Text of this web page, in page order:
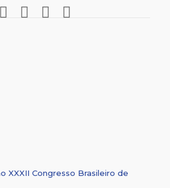
XXXII Congresso Brasileiro de